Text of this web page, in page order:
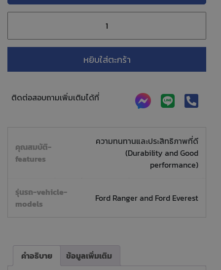
หยิบใส่ตะกร้า
ติดต่อสอบถามเพิ่มเติมได้ที่
คุณสมบัติ-
features
ความทนทานและประสิทธิภาพที่ดี
(Durability and Good
performance)
รุ่นรถ-vehicle-
models
Ford Ranger and Ford Everest
คำอธิบาย ข้อมูลเพิ่มเติม